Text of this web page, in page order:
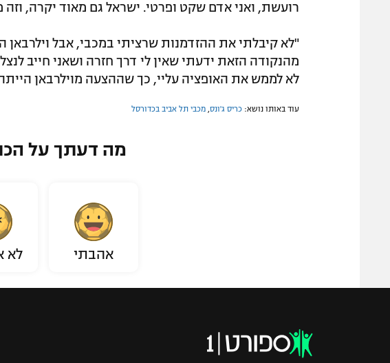
רועשת, ואני אדם שקט ופרטי. ישראל גם מאוד יקרה, וזה
"לא קיבלתי את ההזדמנות שרציתי במכבי, אבל וילרבאן
מהנקודה הזאת ידעתי שאין לי דרך חזרה ושאני חייב
לא לממש את האופציה עליי, כך שההצעה מוילרבאן
עוד באותו נושא: כריס ג'ונס מכבי תל אביב בכדורסל
מה דעתך על
אהבתי לא